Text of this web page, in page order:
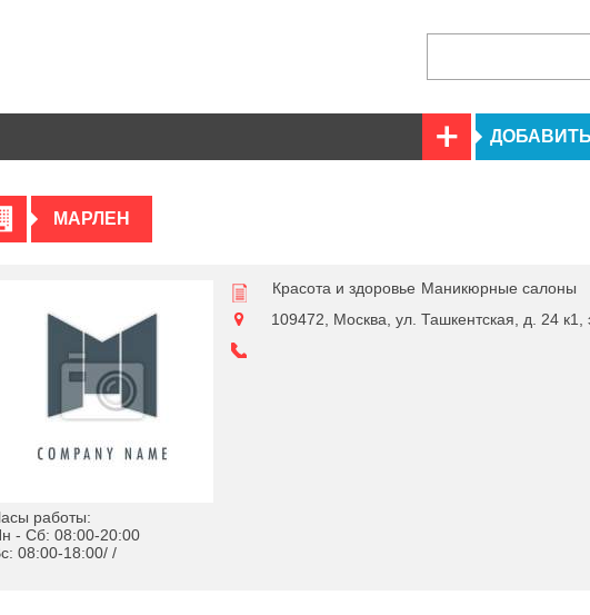
МАРЛЕН
Красота и здоровье Маникюрные салоны
109472, Москва, ул. Ташкентская, д. 24 к1,
работы:
- Сб: 08:00-20:00
08:00-18:00/ /